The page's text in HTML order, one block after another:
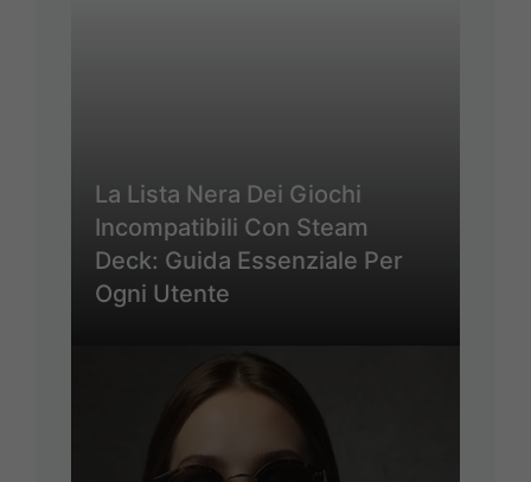
La Lista Nera Dei Giochi
Incompatibili Con Steam
Deck: Guida Essenziale Per
Ogni Utente